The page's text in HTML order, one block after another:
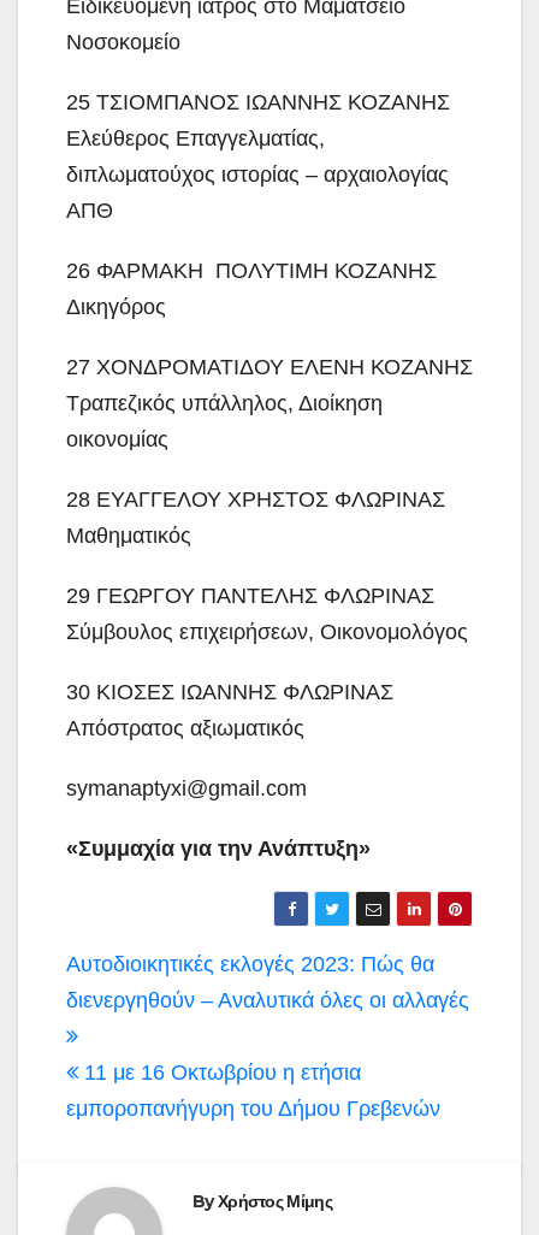
Ειδικευόμενη ιατρός στο Μαμάτσειο
Νοσοκομείο
25 ΤΣΙΟΜΠΑΝΟΣ ΙΩΑΝΝΗΣ ΚΟΖΑΝΗΣ
Ελεύθερος Επαγγελματίας,
διπλωματούχος ιστορίας – αρχαιολογίας
ΑΠΘ
26 ΦΑΡΜΑΚΗ ΠΟΛΥΤΙΜΗ ΚΟΖΑΝΗΣ
Δικηγόρος
27 ΧΟΝΔΡΟΜΑΤΙΔΟΥ ΕΛΕΝΗ ΚΟΖΑΝΗΣ
Τραπεζικός υπάλληλος, Διοίκηση
οικονομίας
28 ΕΥΑΓΓΕΛΟΥ ΧΡΗΣΤΟΣ ΦΛΩΡΙΝΑΣ
Μαθηματικός
29 ΓΕΩΡΓΟΥ ΠΑΝΤΕΛΗΣ ΦΛΩΡΙΝΑΣ
Σύμβουλος επιχειρήσεων, Οικονομολόγος
30 ΚΙΟΣΕΣ ΙΩΑΝΝΗΣ ΦΛΩΡΙΝΑΣ
Απόστρατος αξιωματικός
symanaptyxi@gmail.com
«Συμμαχία για την Ανάπτυξη»
Πλοήγηση
άρθρων
Αυτοδιοικητικές εκλογές 2023: Πώς θα
διενεργηθούν – Αναλυτικά όλες οι αλλαγές
11 με 16 Οκτωβρίου η ετήσια
εμποροπανήγυρη του Δήμου Γρεβενών
ByΧρήστος Μίμης